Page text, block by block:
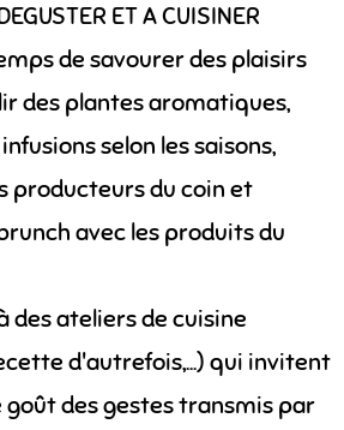
ET A CUISINER
de savourer des plaisirs
des plantes aromatiques,
selon les saisons,
producteurs du coin et
avec les produits du
des ateliers de cuisine
d'autrefois,...) qui invitent
des gestes transmis par